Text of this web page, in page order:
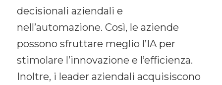
decisionali aziendali e
nell’automazione. Così, le aziende
possono sfruttare meglio l’IA per
stimolare l’innovazione e l’efficienza.
Inoltre, i leader aziendali acquisiscono